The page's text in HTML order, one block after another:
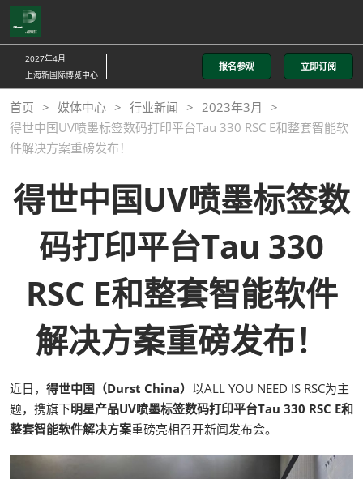
直
接
跳
至
内
容
2027年4月
上海新国际博览中心
报名参观 立即订阅
首页 媒体中心 行业新闻
2023年3月
得世中国UV喷墨标签数码打印平台Tau 330 RSC E和整套智能软
件解决方案重磅发布！
得世中国UV喷墨标签数
码打印平台Tau 330
RSC E和整套智能软件
解决方案重磅发布！
近日， 得世中国（Durst China） 以ALL YOU NEED IS RSC为主
题，携旗下明星产品UV喷墨标签数码打印平台Tau 330 RSC E和
整套智能软件解决方案重磅亮相召开新闻发布会。